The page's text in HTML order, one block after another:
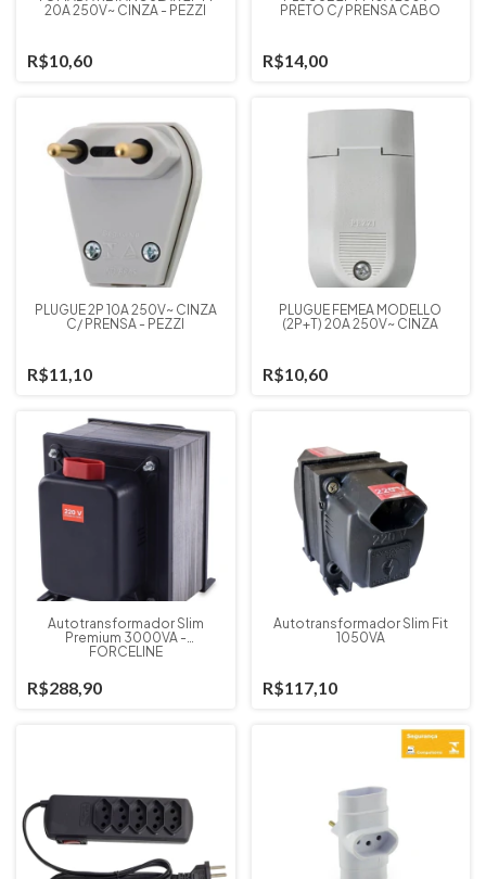
20A 250V~ CINZA - PEZZI
R$10,60
PRETO C/ PRENSA CABO
R$14,00
PLUGUE 2P 10A 250V~ CINZA
C/ PRENSA - PEZZI
R$11,10
PLUGUE FEMEA MODELLO
(2P+T) 20A 250V~ CINZA
R$10,60
Autotransformador Slim
Premium 3000VA -
FORCELINE
R$288,90
Autotransformador Slim Fit
1050VA
R$117,10